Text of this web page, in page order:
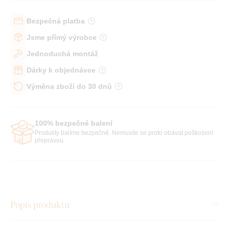
Bezpečná platba
Jsme přímý výrobce
Jednoduchá montáž
Dárky k objednávce
Výměna zboží do 30 dnů
100% bezpečné balení
Produkty balíme bezpečně. Nemusíte se proto obávat poškození
přepravou.
Popis produktu